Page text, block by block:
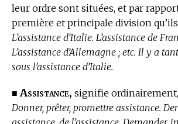
leur ordre sont situées, et par
première et principale division
L’assistance d’Italie. L’assistance de
L’assistance d’Allemagne ; etc. Il y a
sous l’assistance d’Italie.
■ Assistance, signifie ordinairement,
Donner, prêter, promettre assistance.